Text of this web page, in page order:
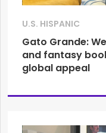
U.S. HISPANIC
Gato Grande:
and fantasy
global appeal